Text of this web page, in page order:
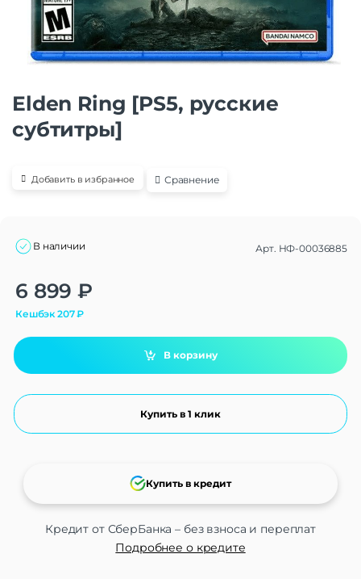
Elden Ring [PS5, русские
субтитры]
Добавить в избранное Сравнение
В наличии Арт. НФ-00036885
6 899 ₽
Кешбэк207₽
В корзину
Купить в 1 клик
Кредит от СберБанка – без взноса и переплат
Подробнее о кредите
Купить в кредит
Alternative: